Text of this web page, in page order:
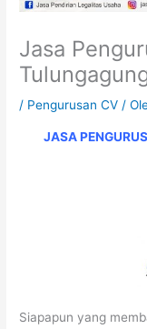
Jasa
/ Pengurusan CV /
JASA
Siapapun yang